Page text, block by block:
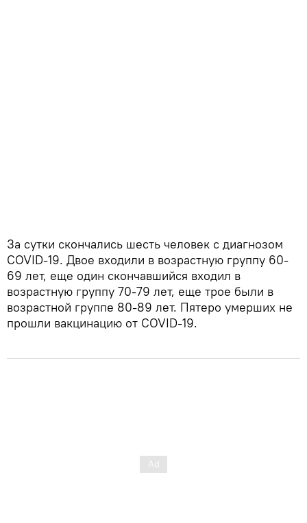
За сутки скончались шесть человек с диагнозом
COVID-19. Двое входили в возрастную группу 60-
69 лет, еще один скончавшийся входил в
возрастную группу 70-79 лет, еще трое были в
возрастной группе 80-89 лет. Пятеро умерших не
прошли вакцинацию от COVID-19.